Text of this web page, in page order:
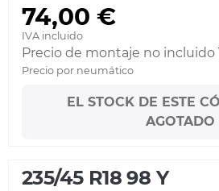
74,00 €
IVA incluido
Precio de montaje no incluido
Precio por neumático
EL STOCK DE ESTE
AGOTADO
235/45 R18 98 Y